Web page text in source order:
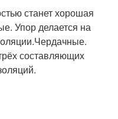
станет хорошая
Упор делается на
составляющих